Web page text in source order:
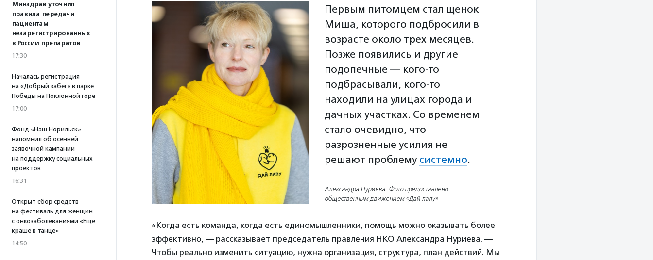
Минздрав уточнил
правила передачи
пациентам
незарегистрированных
в России препаратов
17:30
Началась регистрация
на «Добрый забег» в парке
Победы на Поклонной горе
17:00
Фонд «Наш Норильск»
напомнил об осенней
заявочной кампании
на поддержку социальных
проектов
16:31
Открыт сбор средств
на фестиваль для женщин
с онкозаболеваниями «Еще
краше в танце»
14:50
Первым питомцем стал щенок
Миша, которого подбросили в
возрасте около трех месяцев.
Позже появились и другие
подопечные — кого‑то
подбрасывали, кого‑то
находили на улицах города и
дачных участках. Со временем
стало очевидно, что
разрозненные усилия не
решают проблему системно.
Александра Нуриева. Фото предоставлено
общественным движением «Дай лапу»
«Когда есть команда, когда есть единомышленники, помощь можно оказывать более
эффективно, — рассказывает председатель правления НКО Александра Нуриева. —
Чтобы реально изменить ситуацию, нужна организация, структура, план действий. Мы